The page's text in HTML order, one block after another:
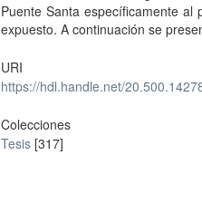
Puente Santa específicamente al
expuesto. A continuación se
URI
https://hdl.handle.net/
Colecciones
Tesis [317]